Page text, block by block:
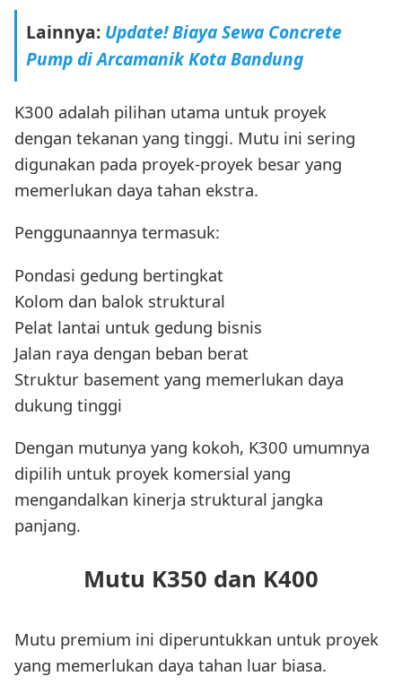
Lainnya: Update! Biaya Sewa Concrete
Pump di Arcamanik Kota Bandung
K300 adalah pilihan utama untuk proyek
dengan tekanan yang tinggi. Mutu ini sering
digunakan pada proyek-proyek besar yang
memerlukan daya tahan ekstra.
Penggunaannya termasuk:
Pondasi gedung bertingkat
Kolom dan balok struktural
Pelat lantai untuk gedung bisnis
Jalan raya dengan beban berat
Struktur basement yang memerlukan daya
dukung tinggi
Dengan mutunya yang kokoh, K300 umumnya
dipilih untuk proyek komersial yang
mengandalkan kinerja struktural jangka
panjang.
Mutu K350 dan K400
Mutu premium ini diperuntukkan untuk proyek
yang memerlukan daya tahan luar biasa.